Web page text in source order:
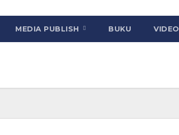
MEDIA PUBLISH BUKU VIDEO